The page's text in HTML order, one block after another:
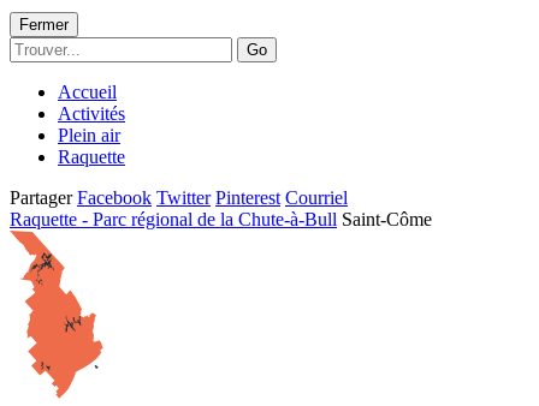
Fermer
Go
Accueil
Activités
Plein air
Raquette
Partager Facebook Twitter Pinterest Courriel
Raquette - Parc régional de la Chute-à-Bull Saint-Côme